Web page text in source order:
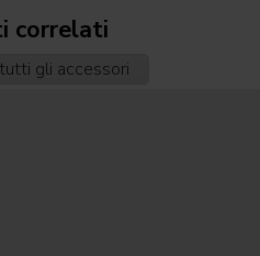
correlati
gli accessori